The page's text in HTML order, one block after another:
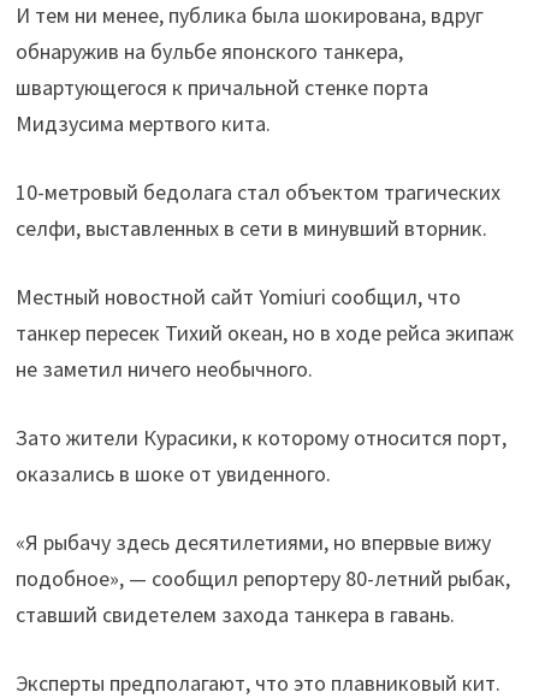
И тем ни менее, публика была шокирована, вдруг
обнаружив на бульбе японского танкера,
швартующегося к причальной стенке порта
Мидзусима мертвого кита.
10-метровый бедолага стал объектом трагических
селфи, выставленных в сети в минувший вторник.
Местный новостной сайт Yomiuri сообщил, что
танкер пересек Тихий океан, но в ходе рейса экипаж
не заметил ничего необычного.
Зато жители Курасики, к которому относится порт,
оказались в шоке от увиденного.
«Я рыбачу здесь десятилетиями, но впервые вижу
подобное», — сообщил репортеру 80-летний рыбак,
ставший свидетелем захода танкера в гавань.
Эксперты предполагают, что это плавниковый кит.